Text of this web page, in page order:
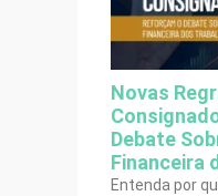
Novas
Debate
Financeira
Entenda por